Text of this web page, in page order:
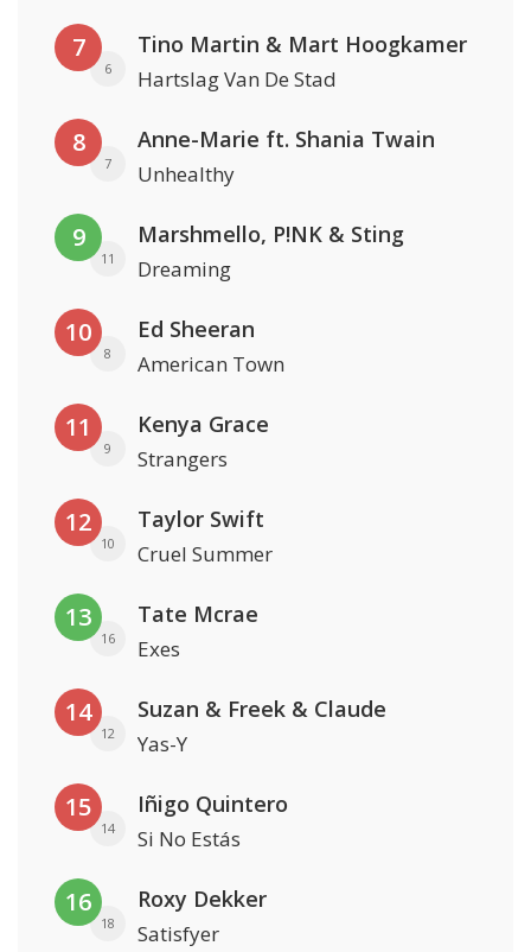
7
6
Tino Martin & Mart Hoogkamer
Hartslag Van De Stad
8
7
Anne-Marie ft. Shania Twain
Unhealthy
9
11
Marshmello, P!NK & Sting
Dreaming
10
8
Ed Sheeran
American Town
11
9
Kenya Grace
Strangers
12
10
Taylor Swift
Cruel Summer
13
16
Tate Mcrae
Exes
14
12
Suzan & Freek & Claude
Yas-Y
15
14
Iñigo Quintero
Si No Estás
16
18
Roxy Dekker
Satisfyer